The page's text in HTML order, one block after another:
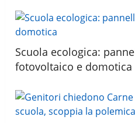
Scuola ecologica:
fotovoltaico e domotica